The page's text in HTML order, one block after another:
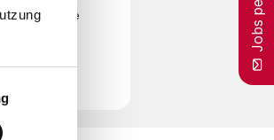
zu. Beachte
Service